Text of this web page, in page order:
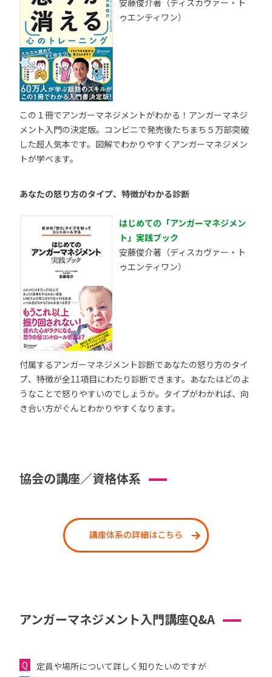
ゥエンティワン）
この１冊でアンガーマネジメントがわかる！アンガーマネジ
メント入門の決定版。コンビニで発売後たちまち５万部突破
した超人気本です。図解でわかりやすくアンガーマネジメン
トが学べます。
あなたの怒り方のタイプ、特徴がわかる診断
はじめての「アンガーマネジメン
ト」実践ブック
安藤俊介著（ディスカヴァー・ト
ゥエンティワン）
付属するアンガーマネジメント診断であなたの怒り方のタイ
プ、特徴が全11項目にわたり診断できます。あなたはどのよ
うなことで怒りやすいのでしょうか。タイプがわかれば、向
き合い方がぐんとわかりやすくなります。
協会の講座／資格体系
講座体系の詳細はこちら
アンガーマネジメント入門講座Q&A
定員や場所について詳しく知りたいのですが